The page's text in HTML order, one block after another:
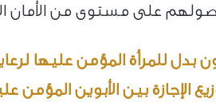
على مستوى من الأمان